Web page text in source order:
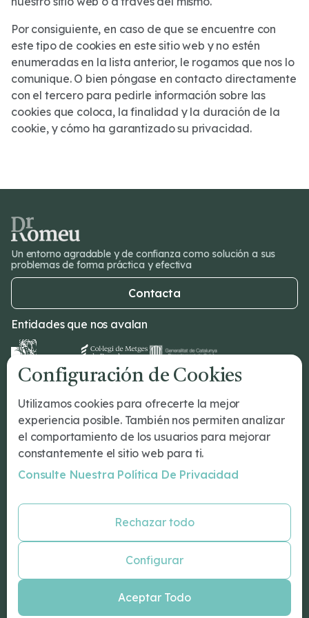
Por consiguiente, en caso de que se encuentre con
este tipo de cookies en este sitio web y no estén
enumeradas en la lista anterior, le rogamos que nos lo
comunique. O bien póngase en contacto directamente
con el tercero para pedirle información sobre las
cookies que coloca, la finalidad y la duración de la
cookie, y cómo ha garantizado su privacidad.
Un entorno agradable y de confianza como solución a sus
problemas de forma práctica y efectiva
Contacta
Entidades que nos avalan
Dr Romeu
¿Tu primera cita?
Tratamientos
Conócenos
Blog
Psiquiatría Barcelona
Neuropsicología Barcelona
Psicologo infantil Barcelona
Coaching personal Barcelona
Configuración de Cookies
Utilizamos cookies para ofrecerte la mejor
experiencia posible. También nos permiten analizar
el comportamiento de los usuarios para mejorar
constantemente el sitio web para ti.
Consulte Nuestra Política De Privacidad
Rechazar todo
Configurar
Aceptar Todo